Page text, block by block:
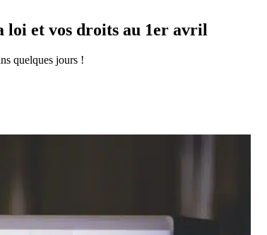
loi et vos droits au 1er avril
quelques jours !